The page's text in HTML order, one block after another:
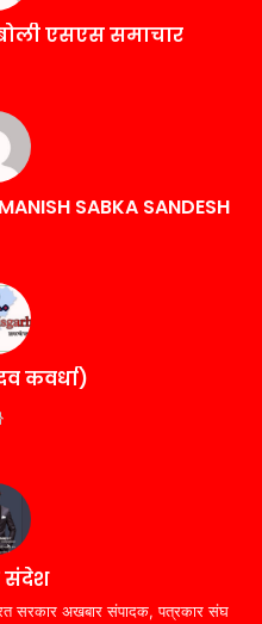
एसएस समाचार
SABKA SANDESH
कवर्धा)
संदेश
सरकार अखबार संपादक, पत्रकार संघ